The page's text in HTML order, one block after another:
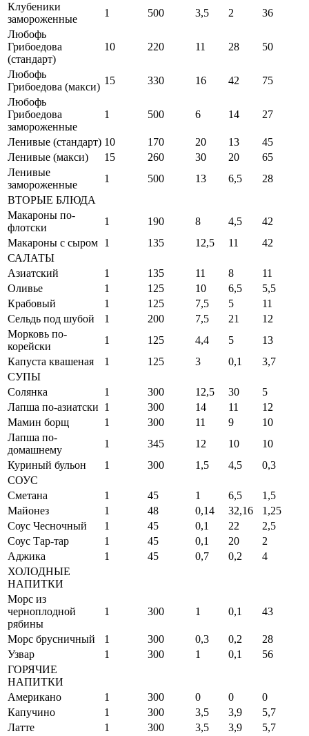
Клубеники
замороженные
1 500 3,5 2
36
Любофь
Грибоедова
(стандарт)
10 220 11 28 50
Любофь
Грибоедова (макси)
15 330 16 42
75
Любофь
Грибоедова
замороженные
1 500 6 14 27
Ленивые (стандарт) 10 170 20 13
45
Ленивые (макси)
15 260 30 20
65
Ленивые
замороженные
1 500 13 6,5
28
ВТОРЫЕ БЛЮДА
Макароны по-
флотски
1 190 8 4,5
42
Макароны с сыром 1 135 12,5 11
42
САЛАТЫ
Азиатский
1 135 11 8
11
Оливье
1 125 10 6,5
5,5
Крабовый
1 125 7,5 5
11
Сельдь под шубой
1 200 7,5 21
12
Морковь по-
корейски
1 125 4,4 5
13
Капуста квашеная
1 125 3 0,1
3,7
СУПЫ
Солянка
1 300 12,5 30
5
Лапша по-азиатски 1 300 14 11
12
Мамин борщ
1 300 11 9
10
Лапша по-
домашнему
1 345 12 10
10
Куриный бульон
1 300 1,5 4,5
0,3
СОУС
Сметана
1 45 1 6,5
1,5
Майонез
1 48 0,14 32,16
1,25
Соус Чесночный
1 45 0,1 22
2,5
Соус Тар-тар
1 45 0,1 20
2
Аджика
1 45 0,7 0,2
4
ХОЛОДНЫЕ
НАПИТКИ
Морс из
черноплодной
рябины
1 300 1 0,1 43
Морс брусничный 1 300 0,3 0,2
28
Узвар
1 300 1 0,1
56
ГОРЯЧИЕ
НАПИТКИ
Американо
1 300 0 0
0
Капучино
1 300 3,5 3,9
5,7
Латте
1 300 3,5 3,9
5,7